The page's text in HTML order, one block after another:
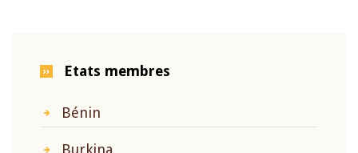
Etats membres
Bénin
Burkina